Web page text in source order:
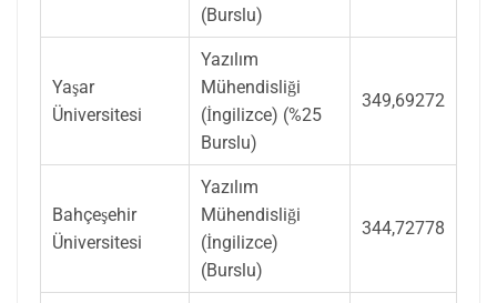
(Burslu)
Yaşar
Üniversitesi
Yazılım
Mühendisliği
(İngilizce) (%25
Burslu)
349,69272
Bahçeşehir
Üniversitesi
Yazılım
Mühendisliği
(İngilizce)
(Burslu)
344,72778